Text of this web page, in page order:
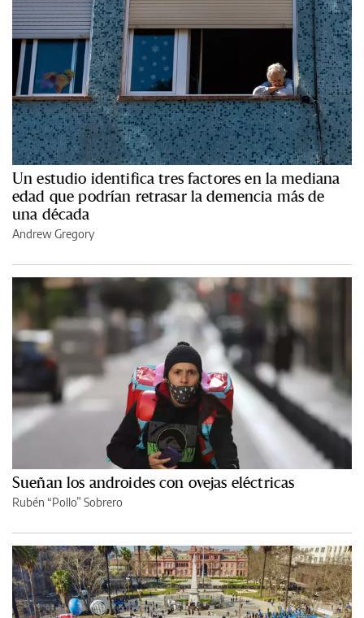
Un estudio identifica tres factores en la mediana
edad que podrían retrasar la demencia más de
una década
Andrew Gregory
Sueñan los androides con ovejas eléctricas
Rubén “Pollo” Sobrero